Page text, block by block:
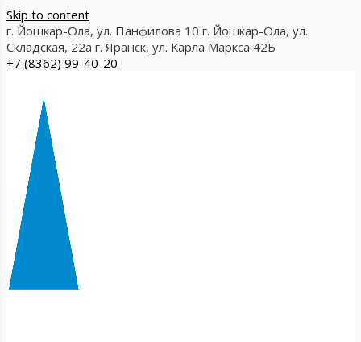
Skip to content
г. Йошкар-Ола, ул. Панфилова 10 г. Йошкар-Ола, ул.
Складская, 22а г. Яранск, ул. Карла Маркса 42Б
+7 (8362) 99-40-20